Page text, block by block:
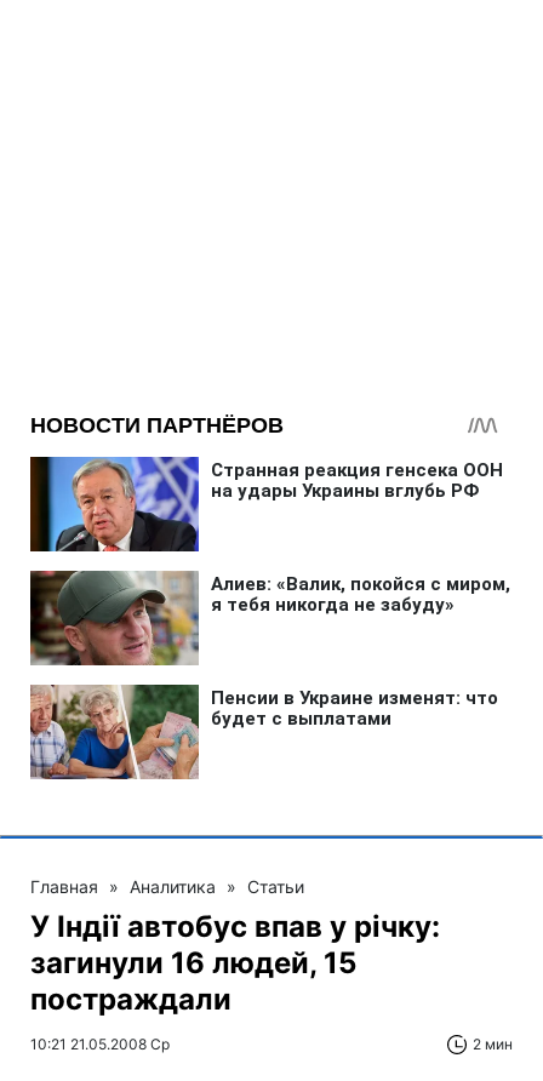
Главная » Аналитика » Статьи
У Індії автобус впав у річку:
загинули 16 людей, 15
постраждали
10:21 21.05.2008 Ср 2 мин